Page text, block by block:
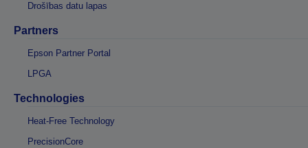
Drošības datu lapas
Partners
Epson Partner Portal
LPGA
Technologies
Heat-Free Technology
PrecisionCore